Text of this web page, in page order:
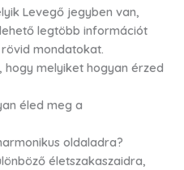
Levegő jegyben van,
legtöbb információt
mondatokat.
hogy melyiket hogyan érzed
éled meg a
oldaladra?
életszakaszaidra,